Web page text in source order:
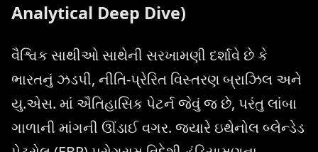
Analytical Deep Dive)
વૈશ્વિક સાથીઓ સાથેની સરખામણી દર્શાવે છે કે
ભારતનું ઝડપી, નીતિ-પ્રેરિત વિસ્તરણ બ્રાઝિલ અને
યુ.એસ. માં ઐતિહાસિક પેટર્ન જેવું જ છે, પરંતુ લાંબા
ગાળાની માંગની ઊંડાઈ વગર. જ્યારે ઇથેનોલ બ્લેન્ડેડ